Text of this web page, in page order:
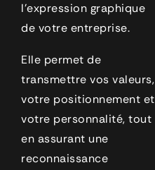
l’expression graphique
de votre entreprise.
Elle permet de
transmettre vos valeurs,
votre positionnement et
votre personnalité, tout
en assurant une
reconnaissance